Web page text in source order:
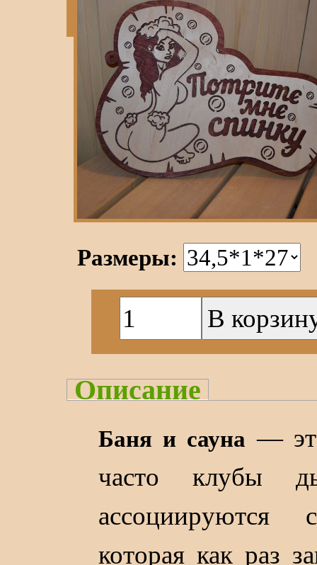
Размеры:
Описание
Баня и сауна —
часто клубы
которая как раз